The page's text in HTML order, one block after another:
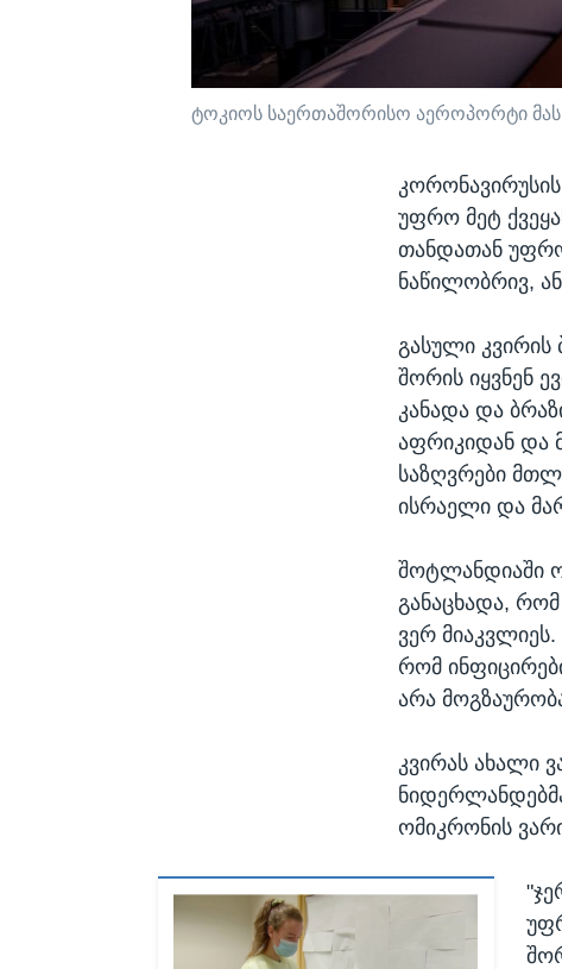
ტოკიოს საერთაშორისო აეროპორტი მას
უფრო მეტ
თანდათან
ნაწილობრივ,
გასული
შორის იყვნენ
კანადა და
აფრიკიდან და
საზღვრები
ისრაელი და
შოტლანდიაში
განაცხადა,
ვერ
რომ
არა
კვირას ახალი
ომიკრონის